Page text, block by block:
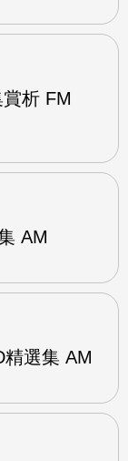
析 FM
AM
精選集 AM